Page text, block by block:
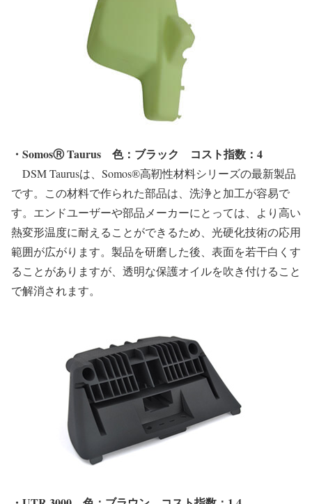
・SomosⓇ Taurus 色：ブラック コスト指数：4
DSM Taurusは、Somos®高靭性材料シリーズの最新製品
です。この材料で作られた部品は、洗浄と加工が容易で
す。エンドユーザーや部品メーカーにとっては、より高い
熱変形温度に耐えることができるため、光硬化技術の応用
範囲が広がります。製品を研磨した後、表面を若干白くす
ることがありますが、透明な保護オイルを吹き付けること
で解消されます。